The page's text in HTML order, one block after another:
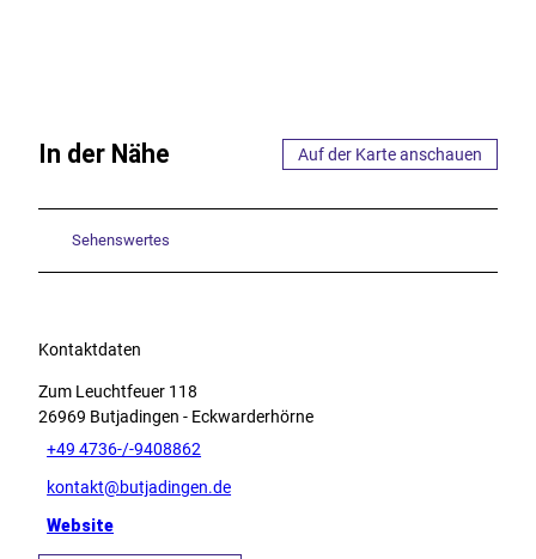
In der Nähe Auf der Karte anschauen
Sehenswertes
Kontaktdaten
Zum Leuchtfeuer 118
26969 Butjadingen - Eckwarderhörne
+49 4736-/-9408862
kontakt@butjadingen.de
Website